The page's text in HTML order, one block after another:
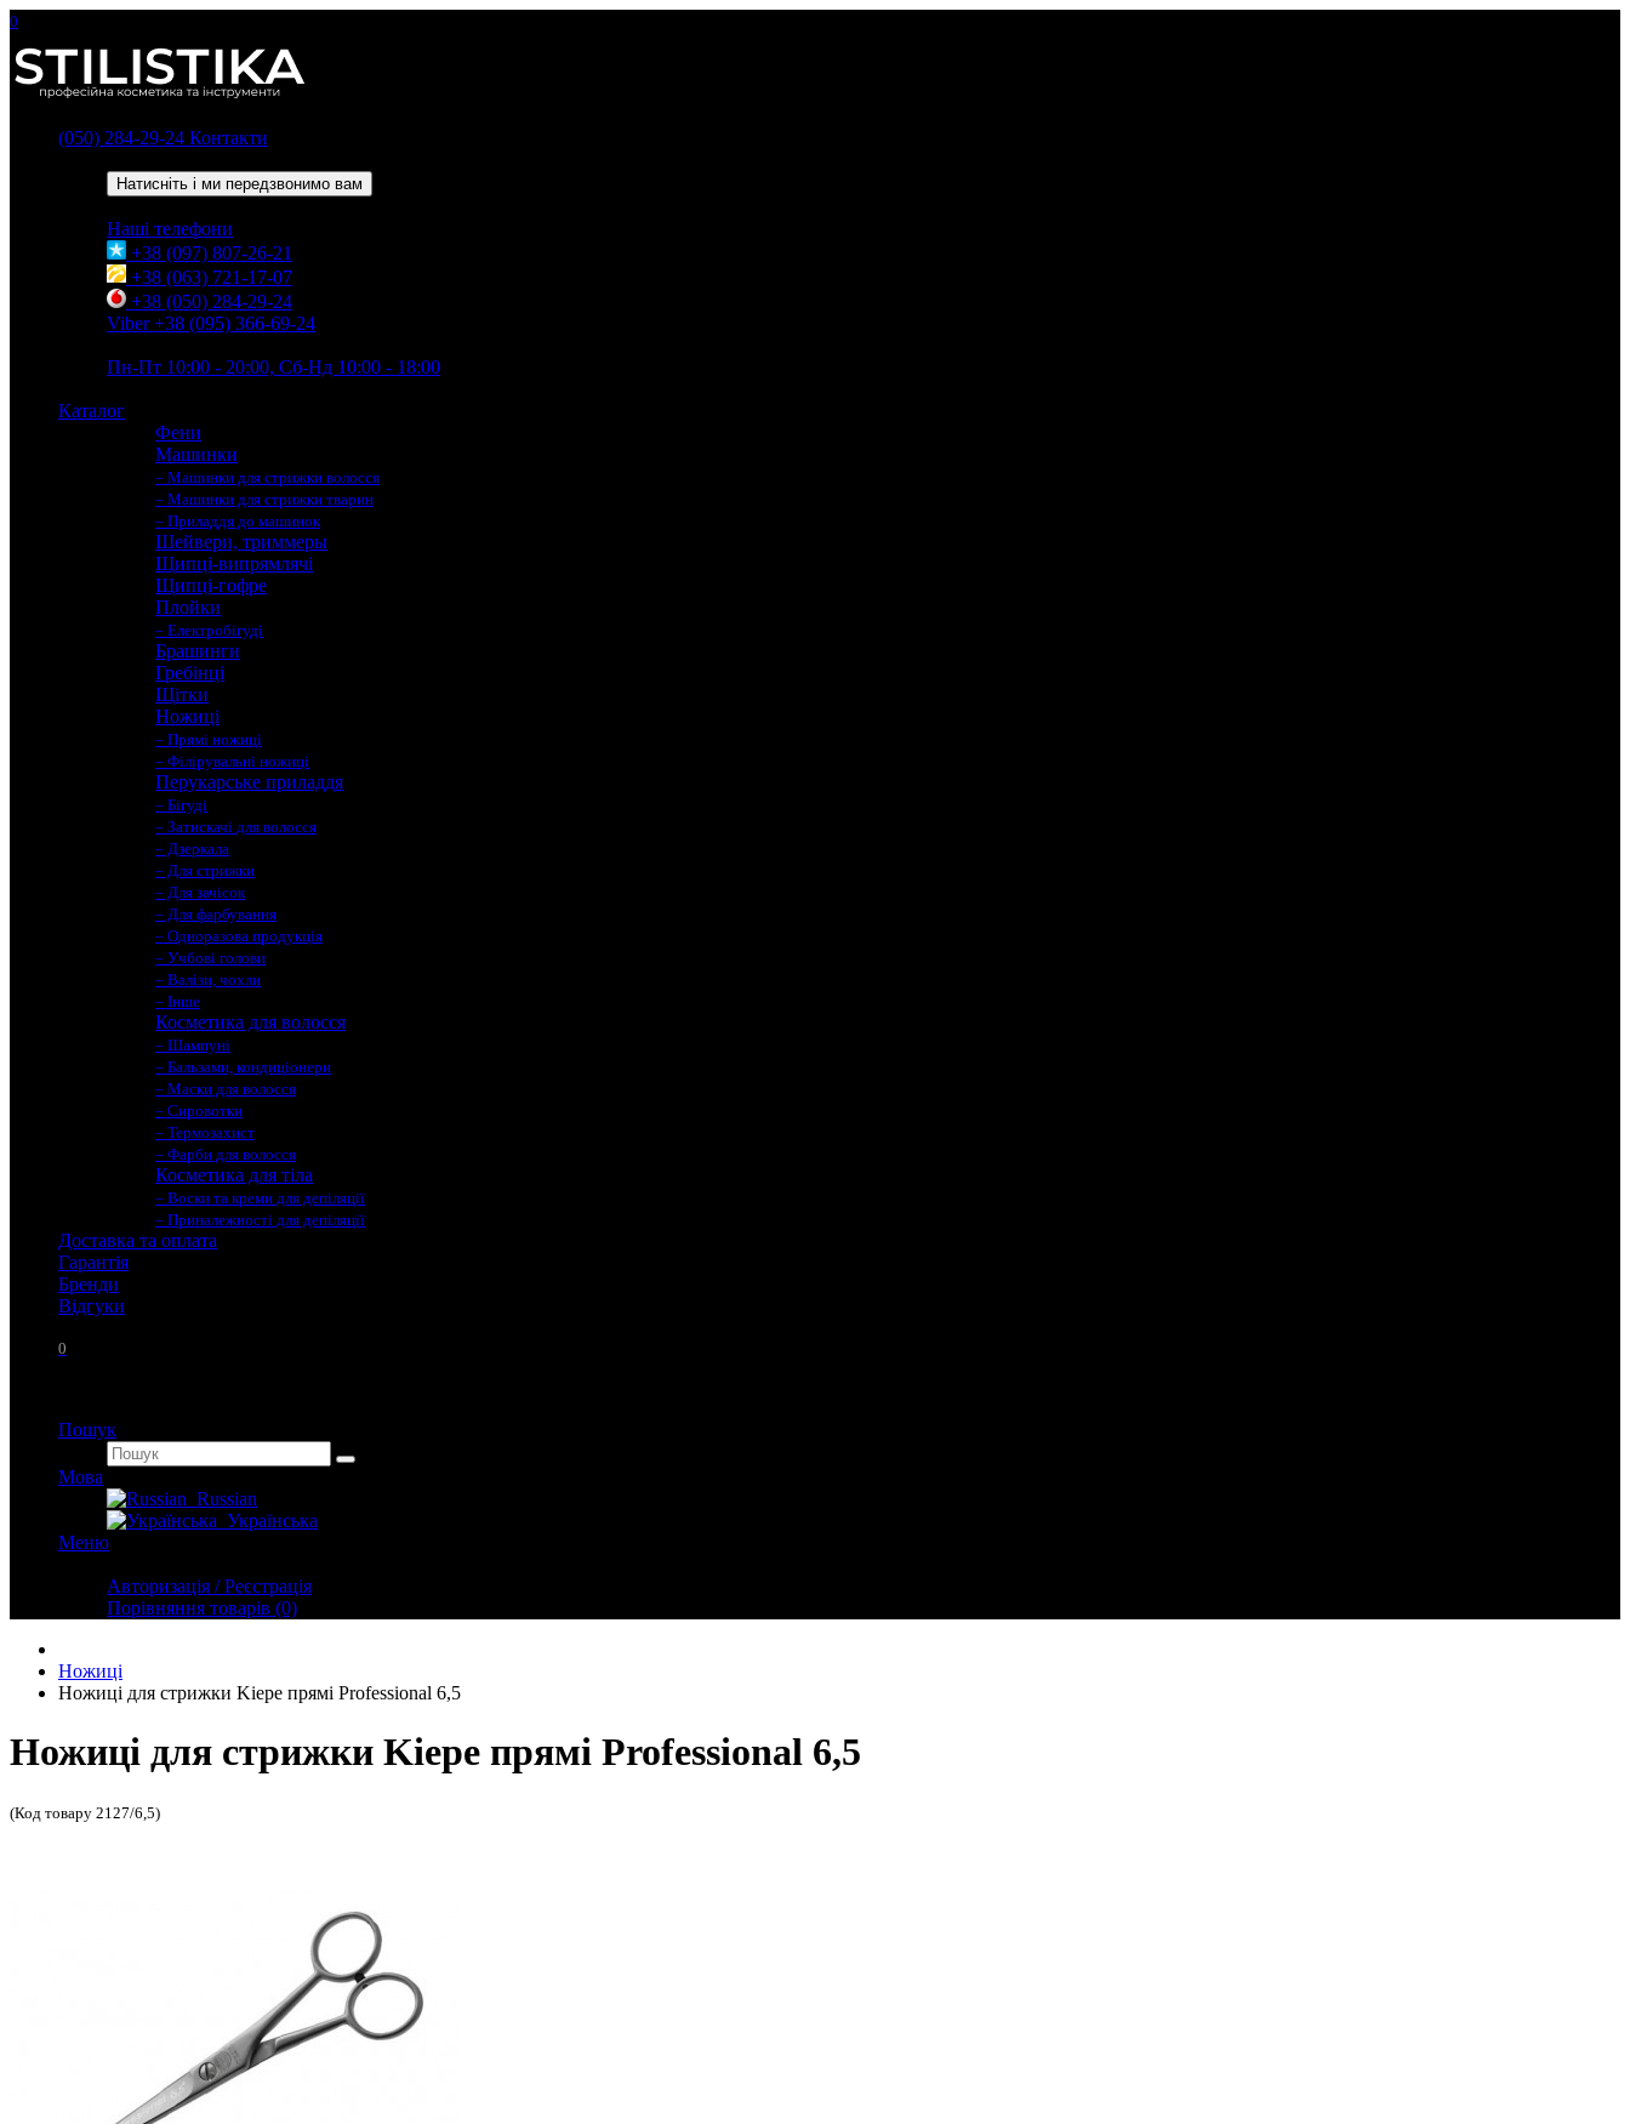
0
(050) 284-29-24 Контакти
Натисніть і ми передзвонимо вам
Наші телефони
+38 (097) 807-26-21
+38 (063) 721-17-07
+38 (050) 284-29-24
Viber +38 (095) 366-69-24
Пн-Пт 10:00 - 20:00, Сб-Нд 10:00 - 18:00
Каталог
Фени
Машинки
– Машинки для стрижки волосся
– Машинки для стрижки тварин
– Приладдя до машинок
Шейвери, триммеры
Щипці-випрямлячі
Щипці-гофре
Плойки
– Електробігуді
Брашинги
Гребінці
Щітки
Ножиці
– Прямі ножиці
– Філірувальні ножиці
Перукарське приладдя
– Бігуді
– Затискачі для волосся
– Дзеркала
– Для стрижки
– Для зачісок
– Для фарбування
– Одноразова продукція
– Учбові голови
– Валізи, чохли
– Інше
Косметика для волосся
– Шампуні
– Бальзами, кондиціонери
– Маски для волосся
– Сировотки
– Термозахист
– Фарби для волосся
Косметика для тіла
– Воски та креми для депіляції
– Приналежності для депіляції
Доставка та оплата
Гарантія
Бренди
Вiдгуки
0
Пошук
Мова
Russian
Українська
Меню
Авторизація / Реєстрація
Порівняння товарів (0)
Ножиці
Ножиці для стрижки Kiepe прямі Professional 6,5
Ножиці для стрижки Kiepe прямі Professional 6,5
(Код товару 2127/6,5)